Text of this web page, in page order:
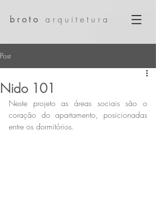
broto arquitetura
Post
Nido 101
Neste projeto as áreas sociais são o
coração do apartamento, posicionadas
entre os dormitórios.